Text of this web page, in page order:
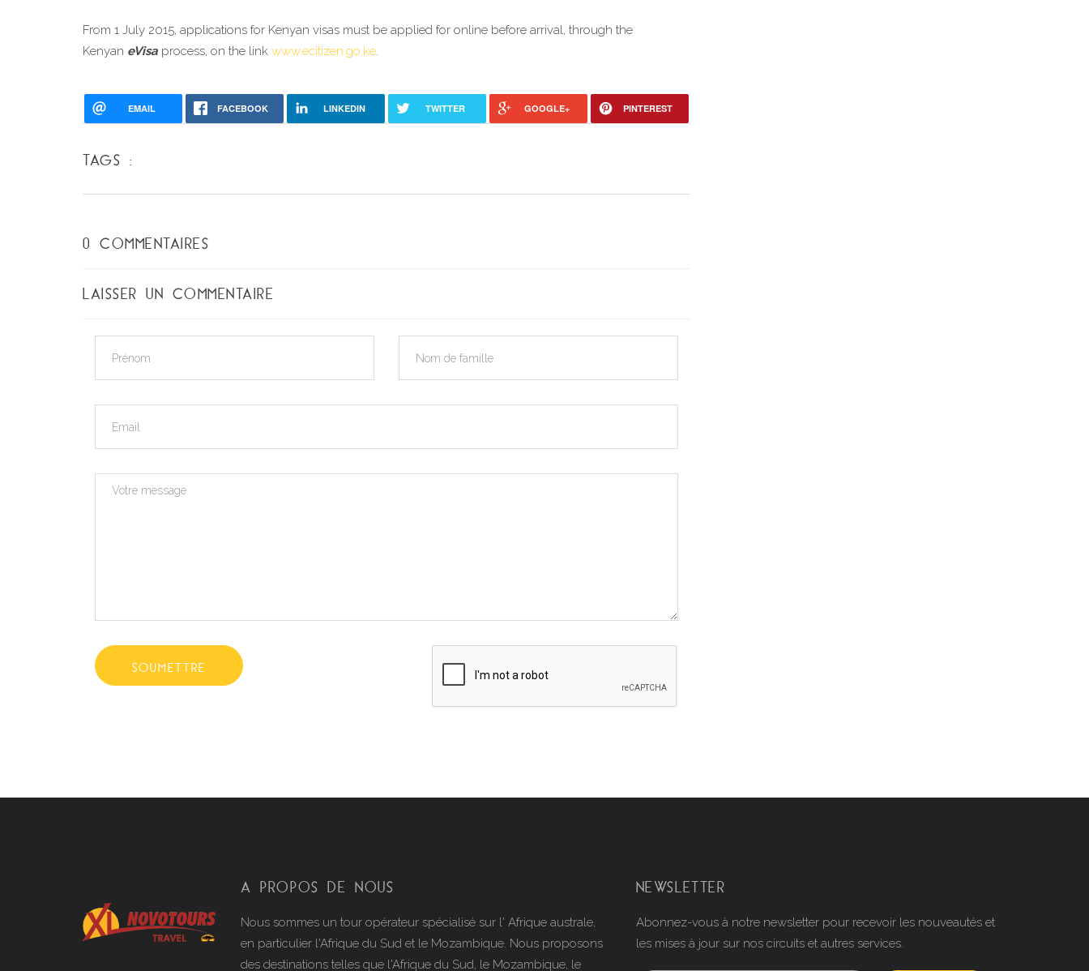
From 1 July 2015, applications for Kenyan visas must be applied for online before arrival, through the
Kenyan eVisa process, on the link www.ecitizen.go.ke.
EMAIL FACEBOOK LINKEDIN TWITTER GOOGLE+ PINTEREST
TAGS :
0 COMMENTAIRES
LAISSER UN COMMENTAIRE
SOUMETTRE
A PROPOS DE NOUS
Nous sommes un tour opérateur spécialisé sur l' Afrique australe,
en particulier l'Afrique du Sud et le Mozambique. Nous proposons
des destinations telles que l'Afrique du Sud, le Mozambique, le
NEWSLETTER
Abonnez-vous à notre newsletter pour recevoir les nouveautés et
les mises à jour sur nos circuits et autres services.